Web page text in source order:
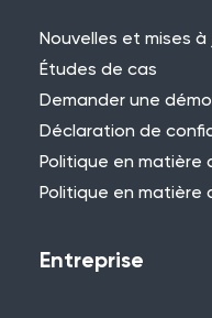
pourriez être
Besoin d'aide
Nouvelles et mises à
Études de cas
Demander une
Déclaration de
Politique en matière
Politique en matière
Entreprise